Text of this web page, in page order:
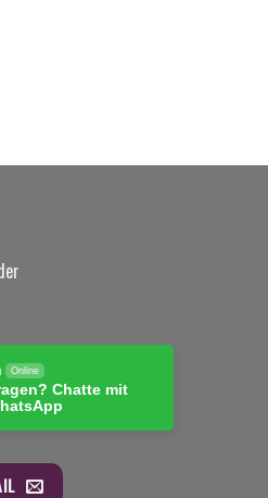
Online
Chatte mit